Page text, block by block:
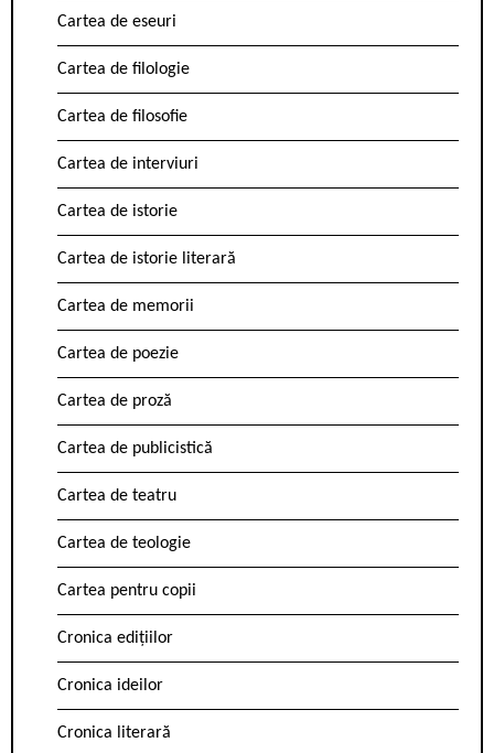
Cartea de eseuri
Cartea de filologie
Cartea de filosofie
Cartea de interviuri
Cartea de istorie
Cartea de istorie literară
Cartea de memorii
Cartea de poezie
Cartea de proză
Cartea de publicistică
Cartea de teatru
Cartea de teologie
Cartea pentru copii
Cronica edițiilor
Cronica ideilor
Cronica literară